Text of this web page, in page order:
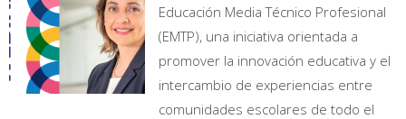
Educación Media Técnico Profesional
(EMTP), una iniciativa orientada a
promover la innovación educativa y el
intercambio de experiencias entre
comunidades escolares de todo el